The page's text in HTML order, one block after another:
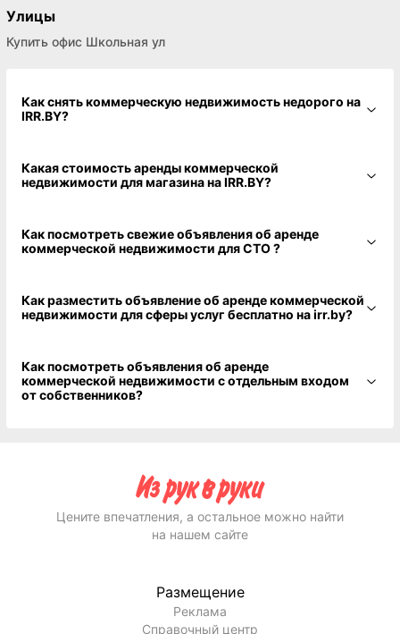
Улицы
Купить офис Школьная ул
Как снять коммерческую недвижимость недорого на
IRR.BY?
Какая стоимость аренды коммерческой
недвижимости для магазина на IRR.BY?
Как посмотреть свежие объявления об аренде
коммерческой недвижимости для СТО ?
Как разместить объявление об аренде коммерческой
недвижимости для сферы услуг бесплатно на irr.by?
Как посмотреть объявления об аренде
коммерческой недвижимости с отдельным входом
от собственников?
Цените впечатления, а остальное можно найти
на нашем сайте
Размещение
Реклама
Справочный центр